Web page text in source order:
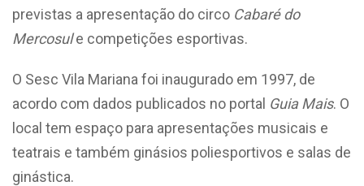
previstas a apresentação do circo Cabaré do
Mercosule competições esportivas.
O Sesc Vila Mariana foi inaugurado em 1997, de
acordo com dados publicados no portal Guia Mais. O
local tem espaço para apresentações musicais e
teatrais e também ginásios poliesportivos e salas de
ginástica.